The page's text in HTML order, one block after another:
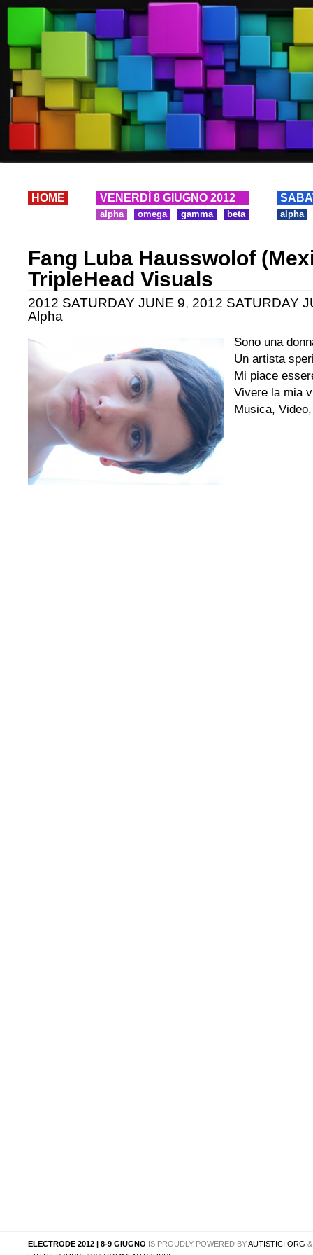
HOME VENERDÌ 8 GIUGNO 2012
alpha omega gamma beta alpha
Fang Luba Hausswolof
TripleHead Visuals
2012 SATURDAY JUNE 9, 2012 SATURDAY
Alpha
Sono una
Un artista
Mi piace
Vivere la mia
Musica,
ELECTRODE 2012 | 8-9 GIUGNO IS PROUDLY POWERED BYAUTISTICI.ORG